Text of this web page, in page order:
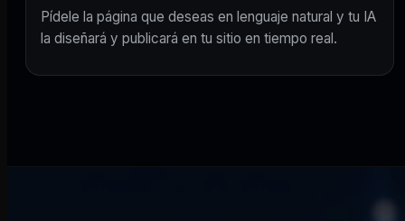
Pídele la página que deseas en lenguaje natural y tu IA
la diseñará y publicará en tu sitio en tiempo real.